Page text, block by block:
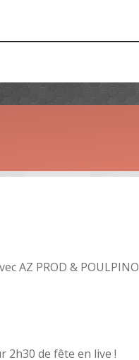
AZ PROD &
2h30 de fête en live !